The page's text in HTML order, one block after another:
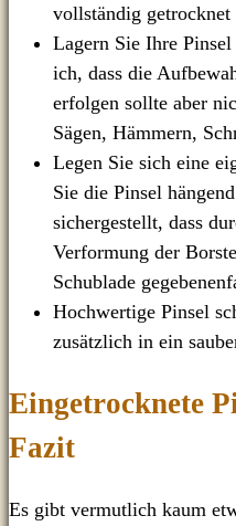
vollständig getrocknet
Lagern Sie Ihre
ich, dass die
erfolgen sollte aber
Sägen, Hämmern,
Legen Sie sich eine
Sie die Pinsel
sichergestellt, dass
Verformung der
Schublade
Hochwertige Pinsel
zusätzlich in ein
Eingetrocknete
Fazit
Es gibt vermutlich kaum